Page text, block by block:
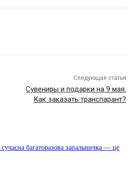
Следующая статья
Сувениры и подарки на 9 мая.
Как заказать транспарант?
багаторазова запальничка — це